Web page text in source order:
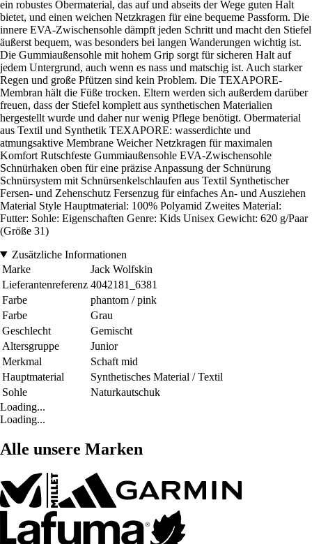
ein robustes Obermaterial, das auf und abseits der Wege guten Halt
bietet, und einen weichen Netzkragen für eine bequeme Passform. Die
innere EVA-Zwischensohle dämpft jeden Schritt und macht den Stiefel
äußerst bequem, was besonders bei langen Wanderungen wichtig ist.
Die Gummiaußensohle mit hohem Grip sorgt für sicheren Halt auf
jedem Untergrund, auch wenn es nass und matschig ist. Auch starker
Regen und große Pfützen sind kein Problem. Die TEXAPORE-
Membran hält die Füße trocken. Eltern werden sich außerdem darüber
freuen, dass der Stiefel komplett aus synthetischen Materialien
hergestellt wurde und daher nur wenig Pflege benötigt. Obermaterial
aus Textil und Synthetik TEXAPORE: wasserdichte und
atmungsaktive Membrane Weicher Netzkragen für maximalen
Komfort Rutschfeste Gummiaußensohle EVA-Zwischensohle
Schnürhaken oben für eine präzise Anpassung der Schnürung
Schnürsystem mit Schnürsenkelschlaufen aus Textil Synthetischer
Fersen- und Zehenschutz Fersenzug für einfaches An- und Ausziehen
Material Style Hauptmaterial: 100% Polyamid Zweites Material:
Futter: Sohle: Eigenschaften Genre: Kids Unisex Gewicht: 620 g/Paar
(Größe 31)
Zusätzliche Informationen
Marke
Jack Wolfskin
Lieferantenreferenz 4042181_6381
Farbe
phantom / pink
Farbe
Grau
Geschlecht
Gemischt
Altersgruppe
Junior
Merkmal
Schaft mid
Hauptmaterial
Synthetisches Material / Textil
Sohle
Naturkautschuk
Loading...
Loading...
Alle unsere Marken